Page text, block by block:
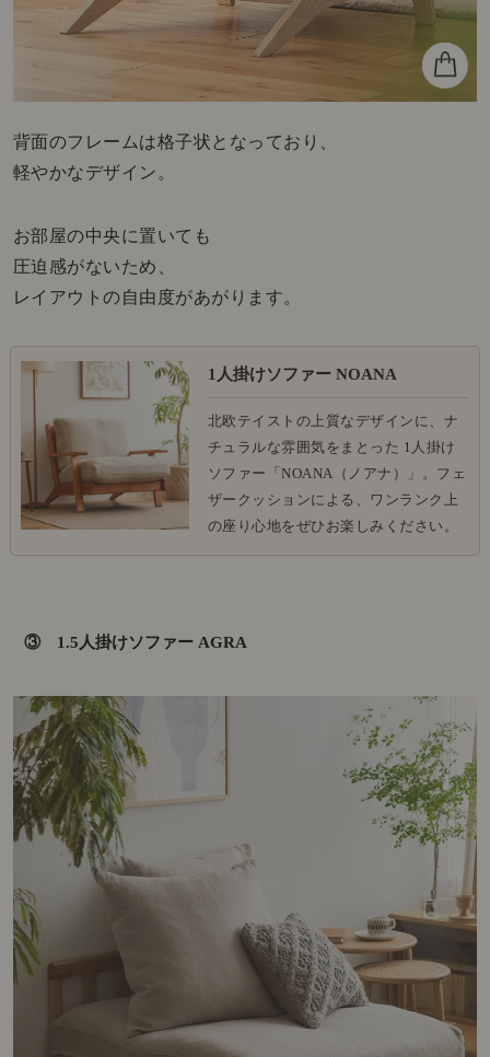
背面のフレームは格子状となっており、
軽やかなデザイン。
お部屋の中央に置いても
圧迫感がないため、
レイアウトの自由度があがります。
1人掛けソファー NOANA
北欧テイストの上質なデザインに、ナ
チュラルな雰囲気をまとった 1人掛け
ソファー「NOANA（ノアナ）」。フェ
ザークッションによる、ワンランク上
の座り心地をぜひお楽しみください。
③ 1.5人掛けソファー AGRA